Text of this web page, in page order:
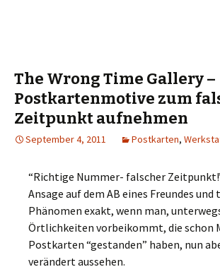
The Wrong Time Gallery –
Postkartenmotive zum
Zeitpunkt aufnehmen
September 4, 2011 Postkarten,
“Richtige Nummer- falscher
Ansage auf dem AB eines Freundes und
Phänomen exakt, wenn man,
Örtlichkeiten vorbeikommt, die schon
Postkarten “gestanden” haben, nun
verändert aussehen.